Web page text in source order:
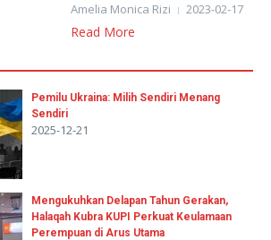
Amelia Monica Rizi 2023-02-17
Read More
Pemilu Ukraina: Milih Sendiri Menang
Sendiri
2025-12-21
Mengukuhkan Delapan Tahun Gerakan,
Halaqah Kubra KUPI Perkuat Keulamaan
Perempuan di Arus Utama